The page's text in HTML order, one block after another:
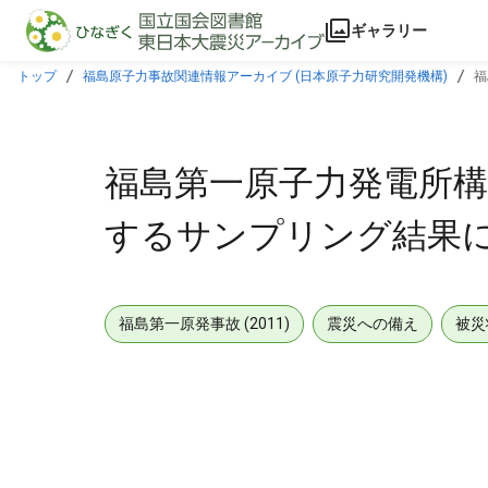
本文に飛ぶ
ギャラリー
トップ 福島原子力事故関連情報アーカイブ (日本原子力研究開発機構)
福島第一原子力発電所
するサンプリング結果
福島第一原発事故 (2011) 震災への備え 被災